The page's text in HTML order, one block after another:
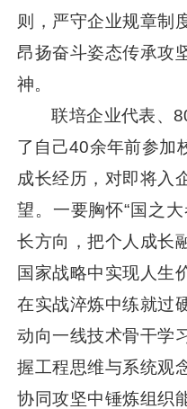
则，严守企业规章制
昂扬奋斗姿态传承攻
神。
联培企业代表、
了自己40余年前参加
成长经历，对即将入
望。一要胸怀“国之
长方向，把个人成长
国家战略中实现人生
在实战淬炼中练就过
动向一线技术骨干学
握工程思维与系统观
协同攻坚中锤炼组织